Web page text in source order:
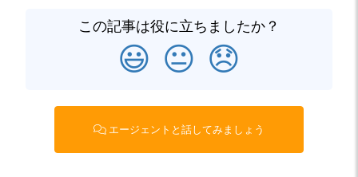
この記事は役に立ちましたか？
😃 😐 😞
エージェントと話してみましょう